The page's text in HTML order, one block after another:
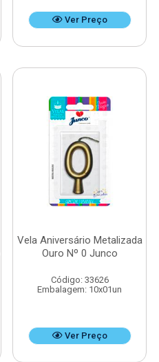
Ver Preço
Vela Aniversário Metalizada
Ouro Nº 0 Junco
Código: 33626
Embalagem: 10x01un
Ver Preço